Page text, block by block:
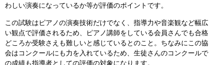
わしい演奏になっているか等が評価のポイントです。
この試験はピアノの演奏技術だけでなく、指導力や音楽観など幅広
い観点で評価されるため、ピアノ講師をしている会員さんでも合格
どころか受験さえも難しいと感じているとのこと。ちなみにこの協
会はコンクールにも力を入れているため、生徒さんのコンクールで
の成績も指導者としての評価の対象になります。